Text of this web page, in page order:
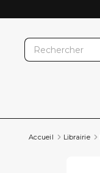
Accueil Librairie